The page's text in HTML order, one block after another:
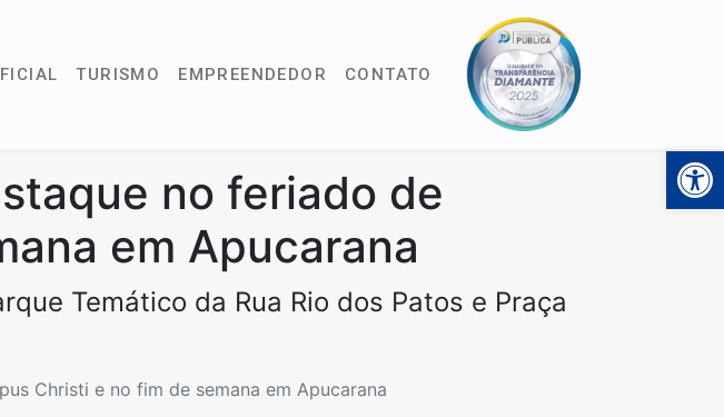
TURISMO EMPREENDEDOR CONTATO
no feriado de
em Apucarana
Temático da Rua Rio dos Patos e Praça
Christi e no fim de semana em Apucarana